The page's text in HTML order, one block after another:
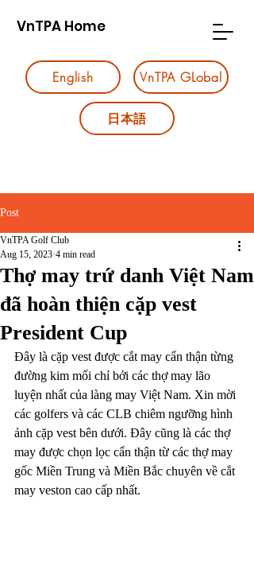
VnTPA Home
English VnTPA GLobal
日本語
Post
Thợ may trứ danh Việt Nam
đã hoàn thiện cặp vest
President Cup
VnTPA Golf Club
Aug 15, 2023 4 min read
Đây là cặp vest được cắt may cẩn thận từng
đường kim mối chỉ bởi các thợ may lão
luyện nhất của làng may Việt Nam. Xin mời
các golfers và các CLB chiêm ngưỡng hình
ảnh cặp vest bên dưới. Đây cũng là các thợ
may được chọn lọc cẩn thận từ các thợ may
gốc Miền Trung và Miền Bắc chuyên về cắt
may veston cao cấp nhất.